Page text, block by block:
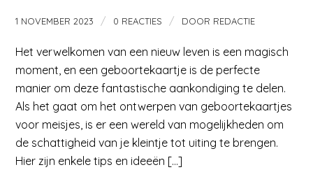
1 NOVEMBER 2023 / 0 REACTIES / DOOR REDACTIE
Het verwelkomen van een nieuw leven is een magisch
moment, en een geboortekaartje is de perfecte
manier om deze fantastische aankondiging te delen.
Als het gaat om het ontwerpen van geboortekaartjes
voor meisjes, is er een wereld van mogelijkheden om
de schattigheid van je kleintje tot uiting te brengen.
Hier zijn enkele tips en ideeën […]